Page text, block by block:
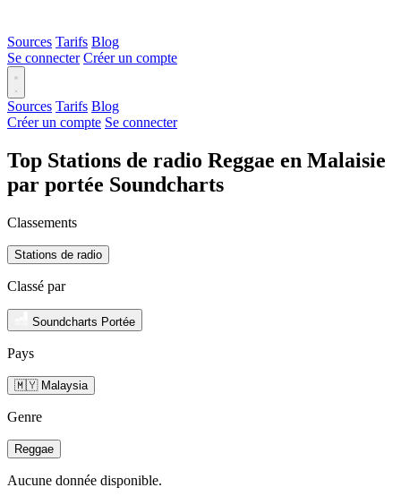
Sources Tarifs Blog
Se connecter Créer un compte
Sources Tarifs Blog
Créer un compte Se connecter
Top Stations de radio Reggae en Malaisie
par portée Soundcharts
Classements
Stations de radio
Classé par
Soundcharts Portée
Pays
🇲🇾 Malaysia
Genre
Reggae
Aucune donnée disponible.